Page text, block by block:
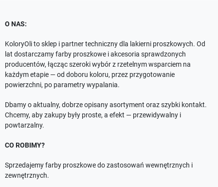
O NAS:
KoloryOli to sklep i partner techniczny dla lakierni proszkowych. Od
lat dostarczamy farby proszkowe i akcesoria sprawdzonych
producentów, łącząc szeroki wybór z rzetelnym wsparciem na
każdym etapie — od doboru koloru, przez przygotowanie
powierzchni, po parametry wypalania.
Dbamy o aktualny, dobrze opisany asortyment oraz szybki kontakt.
Chcemy, aby zakupy były proste, a efekt — przewidywalny i
powtarzalny.
CO ROBIMY?
Sprzedajemy farby proszkowe do zastosowań wewnętrznych i
zewnętrznych.